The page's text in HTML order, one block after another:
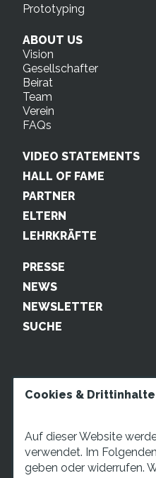
Prototyping
ABOUT US
Vision
Gesellschafter
Beirat
Team
Verein
FAQs
VIDEO STATEMENTS
HALL OF FAME
PARTNER
ELTERN
LEHRKRÄFTE
PRESSE
NEWS
NEWSLETTER
SUCHE
Cookies & Drittinhalte
Auf dieser Website
verwendet. Im
geben oder widerrufen.